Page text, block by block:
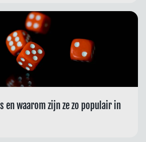
en waarom zijn ze zo populair in